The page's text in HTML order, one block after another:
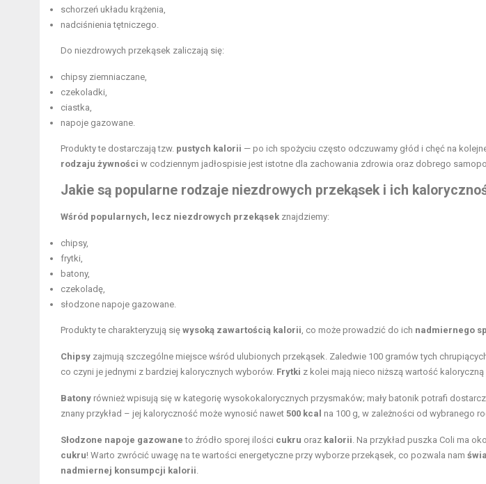
schorzeń układu krążenia,
nadciśnienia tętniczego.
Do niezdrowych przekąsek zaliczają się:
chipsy ziemniaczane,
czekoladki,
ciastka,
napoje gazowane.
Produkty te dostarczają tzw. pustych kalorii — po ich spożyciu często odczuwamy głód i chęć na
rodzaju żywności w codziennym jadłospisie jest istotne dla zachowania zdrowia oraz dobrego
Jakie są popularne rodzaje niezdrowych przekąsek i ich
Wśród popularnych, lecz niezdrowych przekąsek znajdziemy:
chipsy,
frytki,
batony,
czekoladę,
słodzone napoje gazowane
Produkty te charakteryzują się wysoką zawartością kalorii , co może prowadzić do ich nadmiernego
Chipsy zajmują szczególne miejsce wśród ulubionych przekąsek. Zaledwie 100 gramów tych
co czyni je jednymi z bardziej kalorycznych wyborów. Frytki z kolei mają nieco niższą wartość
Batony również wpisują się w kategorię wysokokalorycznych przysmaków; mały batonik potrafi
znany przykład – jej kaloryczność może wynosić nawet 500 kcal na 100 g, w zależności od wybranego
Słodzone napoje gazowane to źródło sporej ilości cukru oraz kalorii . Na przykład puszka Coli ma
cukru! Warto zwrócić uwagę na te wartości energetyczne przy wyborze przekąsek, co pozwala nam
nadmiernej konsumpcji kalorii